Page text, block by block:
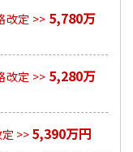
改定 >> 5,780万
改定 >> 5,280万
>>5,390万円